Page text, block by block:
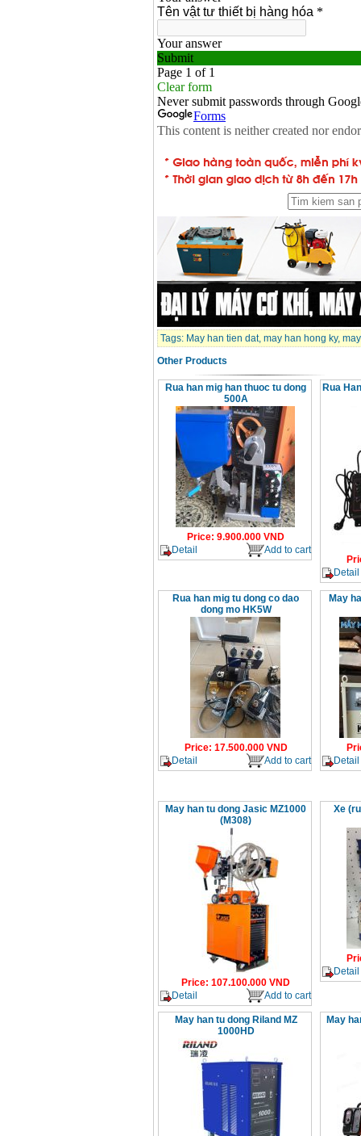
Tags: May han tien dat, may han hong ky,
Other Products
Rua han mig han thuoc tu dong
500A
Price: 9.900.000 VND
Detail
Add to cart
Rua
Detail
Rua han mig tu dong co dao
dong mo HK5W
Price: 17.500.000VND
Detail
Add to cart
May
Detail
May han tu dong Jasic MZ1000
(M308)
Price: 107.100.000 VND
Detail
Add to cart
Xe
Detail
May han tu dong Riland MZ
1000HD
May